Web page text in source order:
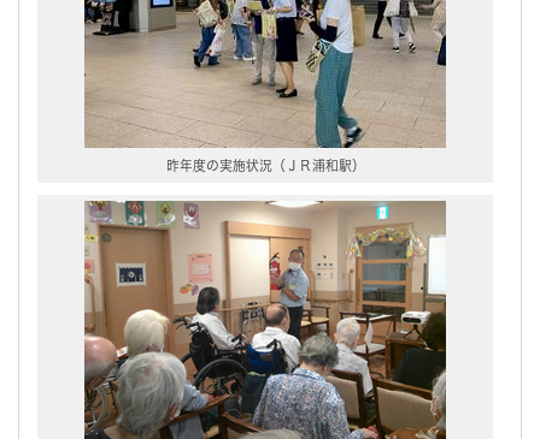
昨年度の実施状況（ＪＲ浦和駅）